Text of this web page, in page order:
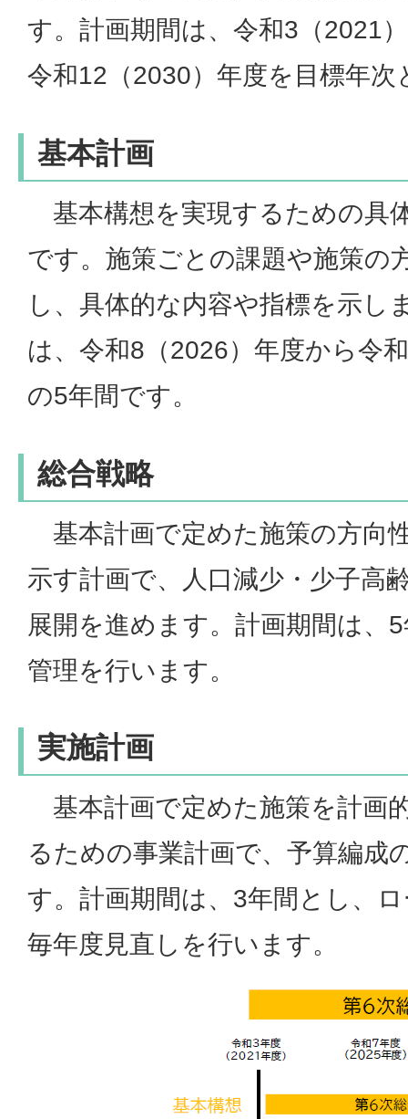
す。計画期間は、令和3（2021
令和12（2030）年度を目標年
基本計画
基本構想を実現するための具
です。施策ごとの課題や施策の
し、具体的な内容や指標を示し
は、令和8（2026）年度から令
の5年間です。
総合戦略
基本計画で定めた施策の方向
示す計画で、人口減少・少子高
展開を進めます。計画期間は、
管理を行います。
実施計画
基本計画で定めた施策を計画
るための事業計画で、予算編成
す。計画期間は、3年間とし、
毎年度見直しを行います。